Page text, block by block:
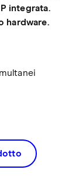
integrata.
hardware.